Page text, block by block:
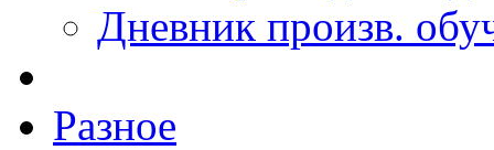
Дневник произв.
Разное